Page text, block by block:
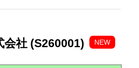
会社 (S260001) NEW